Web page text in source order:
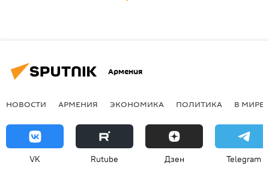
Армения
НОВОСТИ АРМЕНИЯ ЭКОНОМИКА ПОЛИТИКА В МИРЕ
VK Rutube Дзен Telegram